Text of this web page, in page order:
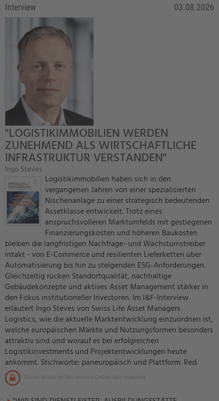
Interview 03.08.2026
"LOGISTIKIMMOBILIEN WERDEN
ZUNEHMEND ALS WIRTSCHAFTLICHE
INFRASTRUKTUR VERSTANDEN"
Ingo Steves
Logistikimmobilien haben sich in den
vergangenen Jahren von einer spezialisierten
Nischenanlage zu einer strategisch bedeutenden
Assetklasse entwickelt. Trotz eines
anspruchsvolleren Marktumfelds mit gestiegenen
Finanzierungskosten und höheren Baukosten
bleiben die langfristigen Nachfrage- und Wachstumstreiber
intakt - von E-Commerce und resilienten Lieferketten über
Automatisierung bis hin zu steigenden ESG-Anforderungen.
Gleichzeitig rücken Standortqualität, nachhaltige
Gebäudekonzepte und aktives Asset Management stärker in
den Fokus institutioneller Investoren. Im I&F-Interview
erläutert Ingo Steves von Swiss Life Asset Managers
Logistics, wie die aktuelle Marktentwicklung einzuordnen ist,
welche europäischen Märkte und Nutzungsformen besonders
attraktiv sind und worauf es bei erfolgreichen
Logistikinvestments und Projektentwicklungen heute
ankommt. Stichworte: paneuropäisch und Plattform. Red.
Dieser Artikel ist Teil unseres Online-Abo Angebots.